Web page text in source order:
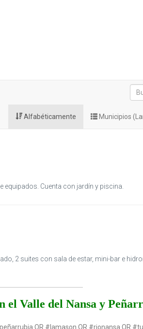
Alfabéticamente Municipios
Cuenta con jardín y piscina.
2 suites con sala de estar, mini-bar e
el Valle del Nansa y
OR #lamason OR #rionansa OR